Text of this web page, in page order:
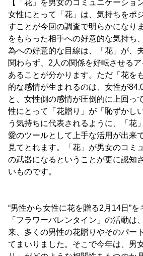
【「花」を男女のコミュニケーショ
女性にとって「花」は、気持ちをポ
すことが今回の調査で明らかになり
をもらった相手への好意的な気持ち
為への好意的な目線は、「花」が、
関わらず、2人の関係を好転させる
あることが分かります。ただ「花を
的な感情が生まれるのは、女性が
と、女性側の感情が圧倒的に上回っ
性にとって「花贈り」が「恥ずかし
う気持ちに代表されるように、「花
愛のツールとして上手な活用が出来
見てとれます。「花」が男女のコミ
の武器になるということが更に認知
いものです。
“男性から女性に花を贈る2月14日”を
「フラワーバレンタイン」の活動は
来、多くの男性の花贈りやそのパー
てまいりました。そこで今年は、男